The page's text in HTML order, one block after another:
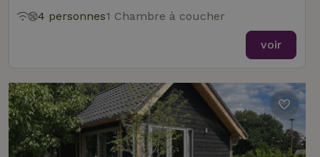
4 personnes1 Chambre à coucher
voir